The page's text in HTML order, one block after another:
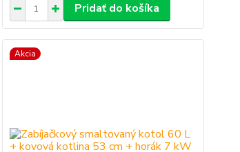
Pridať do košíka
Akcia